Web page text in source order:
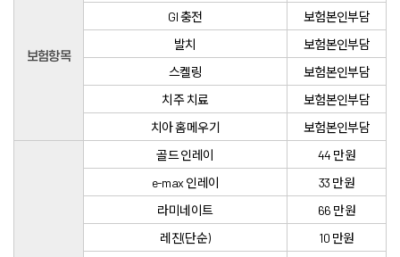
보험항목
GI 충전
보험본인부담
발치
보험본인부담
스켈링
보험본인부담
치주 치료
보험본인부담
치아 홈메우기
보험본인부담
골드 인레이
44 만원
e-max 인레이
33 만원
라미네이트
66 만원
레진(단순)
10 만원